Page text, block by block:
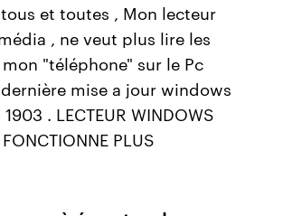
et toutes , Mon lecteur
, ne veut plus lire les
"téléphone" sur le Pc
mise a jour windows
. LECTEUR WINDOWS
PLUS